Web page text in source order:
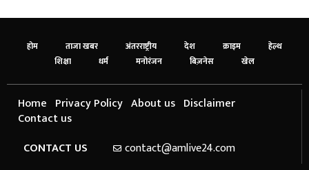
होम ताजा खबर अंतरराष्ट्रीय देश क्राइम
हेल्थ
शिक्षा
धर्म मनोरंजन बिज़नेस खेल
Home Privacy Policy About us Disclaimer
Contact us
CONTACT US
contact@amlive24.com